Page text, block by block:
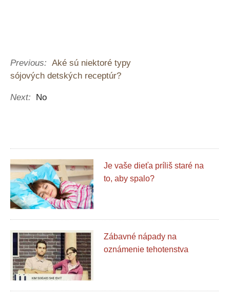
Previous: Aké sú niektoré typy
sójových detských receptúr?
Next: No
Je vaše dieťa príliš staré na
to, aby spalo?
Zábavné nápady na
oznámenie tehotenstva